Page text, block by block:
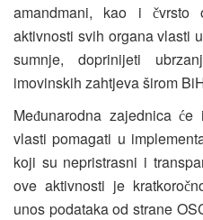
amandmani, kao i
čvrsto
aktivnosti svih organa vlasti
sumnje, doprinijeti
imovinskih zahtjeva širom
Međunarodna zajednica će
vlasti pomagati u
koji su nepristrasni i
ove aktivnosti je kratkoroč
unos podataka od strane